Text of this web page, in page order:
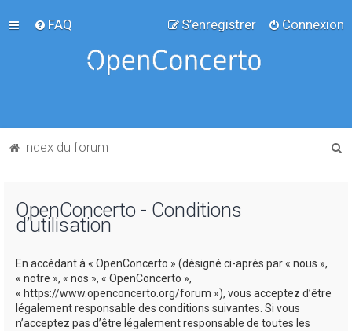
FAQ Connexion
S’enregistrer
Index du forum
OpenConcerto - Conditions
d’utilisation
En accédant à « OpenConcerto » (désigné ci-après par « nous »,
« notre », « nos », « OpenConcerto »,
« https://www.openconcerto.org/forum »), vous acceptez d’être
légalement responsable des conditions suivantes. Si vous
n’acceptez pas d’être légalement responsable de toutes les